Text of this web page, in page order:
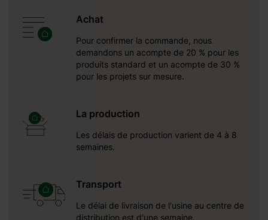
Achat
Pour confirmer la commande, nous
demandons un acompte de 20 % pour les
produits standard et un acompte de 30 %
pour les projets sur mesure.
La production
Les délais de production varient de 4 à 8
semaines.
Transport
Le délai de livraison de l'usine au centre de
distribution est d'une semaine.
mm